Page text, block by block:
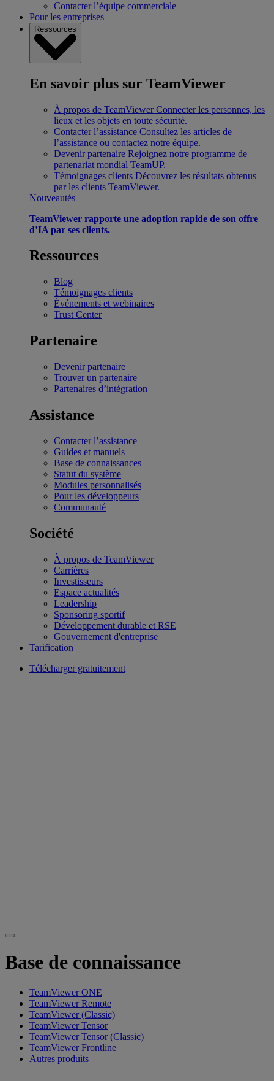
Contacter l’équipe commerciale
Pour les entreprises
Ressources
En savoir plus sur TeamViewer
À propos de TeamViewer Connecter les personnes, les
lieux et les objets en toute sécurité.
Contacter l’assistance Consultez les articles de
l’assistance ou contactez notre équipe.
Devenir partenaire Rejoignez notre programme de
partenariat mondial TeamUP.
Témoignages clients Découvrez les résultats obtenus
par les clients TeamViewer.
Nouveautés
TeamViewer rapporte une adoption rapide de son offre
d’IA par ses clients.
Ressources
Blog
Témoignages clients
Événements et webinaires
Trust Center
Partenaire
Devenir partenaire
Trouver un partenaire
Partenaires d’intégration
Assistance
Contacter l’assistance
Guides et manuels
Base de connaissances
Statut du système
Modules personnalisés
Pour les développeurs
Communauté
Société
À propos de TeamViewer
Carrières
Investisseurs
Espace actualités
Leadership
Sponsoring sportif
Développement durable et RSE
Gouvernement d'entreprise
Tarification
Télécharger gratuitement
Base de connaissance
TeamViewer ONE
TeamViewer Remote
TeamViewer (Classic)
TeamViewer Tensor
TeamViewer Tensor (Classic)
TeamViewer Frontline
Autres produits